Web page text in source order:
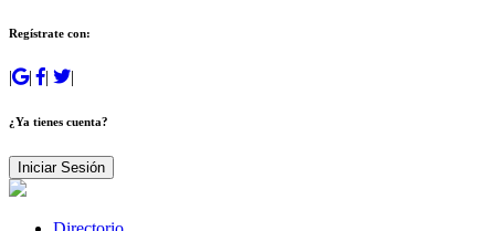
Regístrate con:
| | | |
¿Ya tienes cuenta?
Iniciar Sesión